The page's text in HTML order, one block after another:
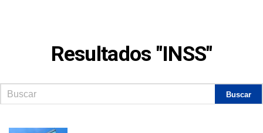
Resultados "INSS"